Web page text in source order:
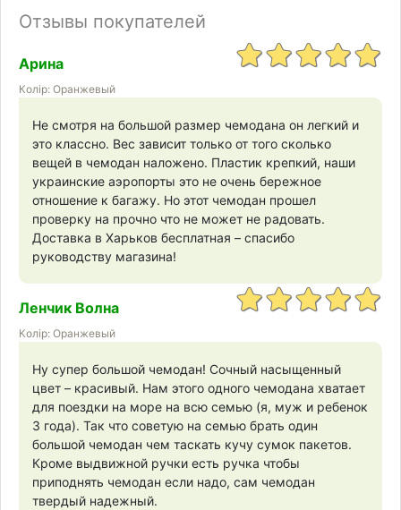
Отзывы покупателей
Арина
Колір: Оранжевый
Не смотря на большой размер чемодана он легкий и
это классно. Вес зависит только от того сколько
вещей в чемодан наложено. Пластик крепкий, наши
украинские аэропорты это не очень бережное
отношение к багажу. Но этот чемодан прошел
проверку на прочно что не может не радовать.
Доставка в Харьков бесплатная – спасибо
руководству магазина!
Ленчик Волна
Колір: Оранжевый
Ну супер большой чемодан! Сочный насыщенный
цвет – красивый. Нам этого одного чемодана хватает
для поездки на море на всю семью (я, муж и ребенок
3 года). Так что советую на семью брать один
большой чемодан чем таскать кучу сумок пакетов.
Кроме выдвижной ручки есть ручка чтобы
приподнять чемодан если надо, сам чемодан
твердый надежный.